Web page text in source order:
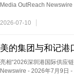
Media OutReach Newswire
2026-07-10
美的集团与和记港
亮相“2026深圳港国际供应
Newswire - 2026年7月9日 -